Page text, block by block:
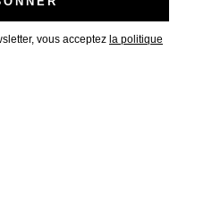
vous acceptez la politique